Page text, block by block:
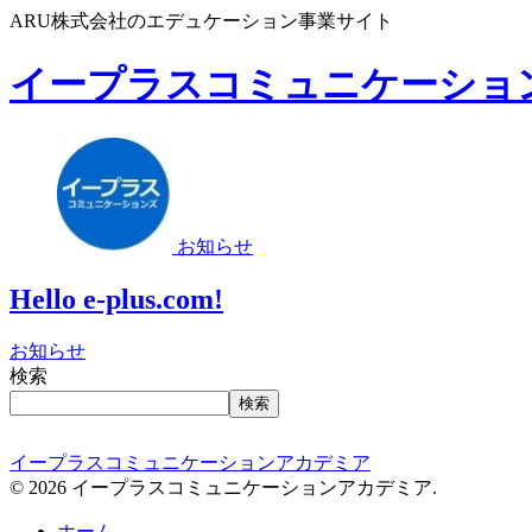
ARU株式会社のエデュケーション事業サイト
イープラスコミュニケーショ
お知らせ
Hello e-plus.com!
お知らせ
検索
検索
イープラスコミュニケーションアカデミア
© 2026 イープラスコミュニケーションアカデミア.